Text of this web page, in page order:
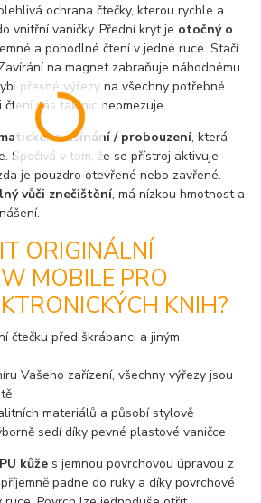
ochrana čtečky, kterou rychle a
vnitřní vaničky. Přední kryt je otočný o
a pohodlné čtení v jedné ruce. Stačí
na magnet zabraňuje náhodnému
přesné výřezy na všechny potřebné
vás tak nic neomezuje.
usínání / probouzení, která
Spočívá v tom, že se přístroj aktivuje
je pouzdro otevřené nebo zavřené.
vůči znečištění, má nízkou hmotnost a
ORIGINÁLNÍ
MOBILE PRO
KNIH?
čtečku před škrábanci a jiným
Vašeho zařízení, všechny výřezy jsou
materiálů a působí stylově
sedí díky pevné plastové vaničce
PU kůže s jemnou povrchovou úpravou z
padne do ruky a díky povrchové